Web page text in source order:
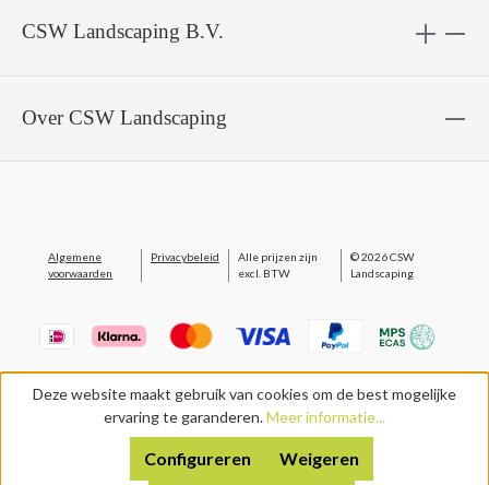
CSW Landscaping B.V.
Over CSW Landscaping
Algemene
voorwaarden
Privacybeleid
Alle prijzen zijn
excl. BTW
© 2026 CSW
Landscaping
Deze website maakt gebruik van cookies om de best mogelijke
ervaring te garanderen.Meer informatie...
Weigeren
Configureren